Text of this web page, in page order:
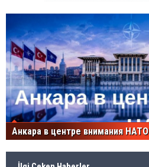
Анкара в центре внимания НАТО